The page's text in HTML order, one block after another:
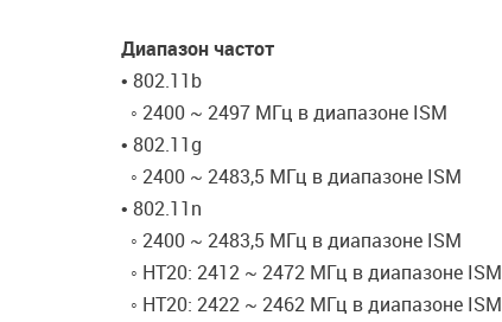
Диапазон частот
• 802.11b
◦ 2400 ~ 2497 МГц в диапазоне ISM
• 802.11g
◦ 2400 ~ 2483,5 МГц в диапазоне ISM
• 802.11n
◦ 2400 ~ 2483,5 МГц в диапазоне ISM
◦ HT20: 2412 ~ 2472 МГц в диапазоне ISM
◦ HT20: 2422 ~ 2462 МГц в диапазоне ISM